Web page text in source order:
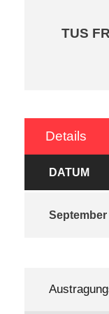
TUS
Details
DATUM
September